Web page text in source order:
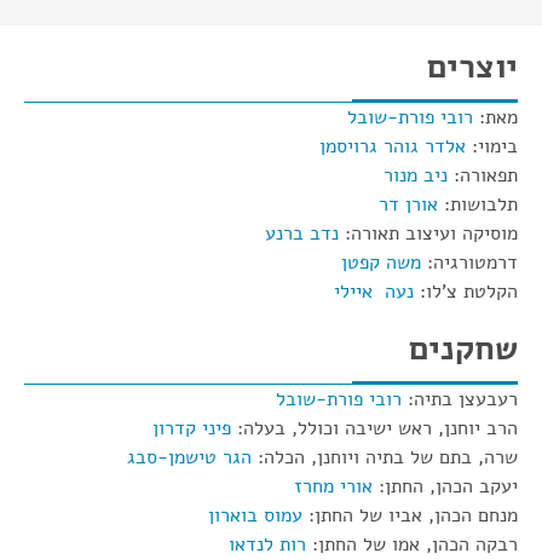
יוצרים
מאת: רובי פורת-שובל
בימוי: אלדר גוהר גרויסמן
תפאורה: ניב מנור
תלבושות: אורן דר
מוסיקה ועיצוב תאורה: נדב ברנע
דרמטורגיה: משה קפטן
הקלטת צ'לו: נעה איילי
שחקנים
רעבעצן בתיה: רובי פורת-שובל
הרב יוחנן, ראש ישיבה וכולל, בעלה: פיני קדרון
שרה, בתם של בתיה ויוחנן, הכלה: הגר טישמן-סבג
יעקב הכהן, החתן: אורי מחרז
מנחם הכהן, אביו של החתן: עמוס בוארון
רבקה הכהן, אמו של החתן: רות לנדאו